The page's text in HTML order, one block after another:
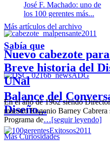
José F. Machado: uno de
los 100 gerentes más...
Nuevo cabezote
Balance del
Diseño...
Más artículos del archivo
Sabía que
Breve historia del
UNal
En el año de 1962 siendo
maestro Eugenio Barney
Programa de…[seguir leyendo]
Más Curiosidades